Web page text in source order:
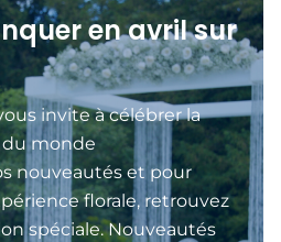
en avril sur
invite à célébrer la
monde
nouveautés et pour
florale, retrouvez
spéciale. Nouveautés